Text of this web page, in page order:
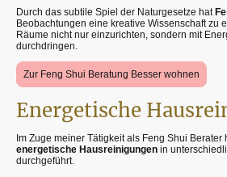
Durch das subtile Spiel der Naturgesetze hat
Beobachtungen eine kreative Wissenschaft zu
Räume nicht nur einzurichten, sondern mit
durchdringen.
Zur Feng Shui Beratung Besser wohnen
Energetische
Im Zuge meiner Tätigkeit als Feng Shui
energetische Hausreinigungen in
durchgeführt.